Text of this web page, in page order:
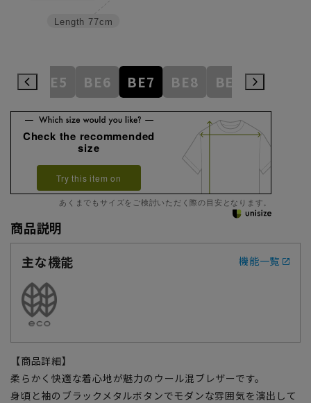
Length 77cm
BE5 BE6 BE7 BE8 BE9 BE10
Check the recommended
size
Try this item on
あくまでもサイズをご検討いただく際の目安となります。
商品説明
主な機能
機能一覧
【商品詳細】
柔らかく快適な着心地が魅力のウール混ブレザーです。
身頃と袖のブラックメタルボタンでモダンな雰囲気を演出して